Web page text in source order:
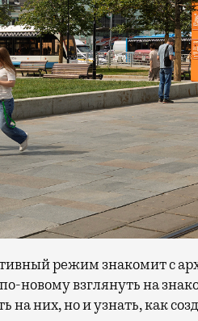
режим знакомит с
новому взглянуть на
на них, но и узнать, как